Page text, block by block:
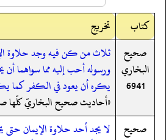
کتاب
تخریج
صحيح
البخاري
6941
ثلاث من كن فيه وجد حلاوة
ورسوله أحب إليه مما سواهما أن
يكره أن يعود في الكفر كما
«أحاديث صحيح البخاريّ كلّها
صحيح
لا يجد أحد حلاوة الإيمان حتى